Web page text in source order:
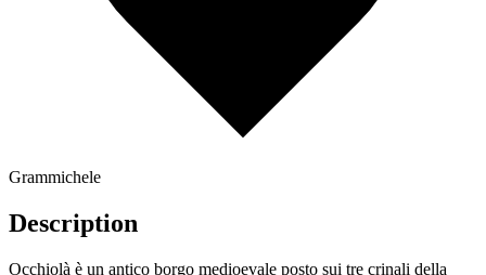
Grammichele
Description
Occhiolà è un antico borgo medioevale posto sui tre crinali della